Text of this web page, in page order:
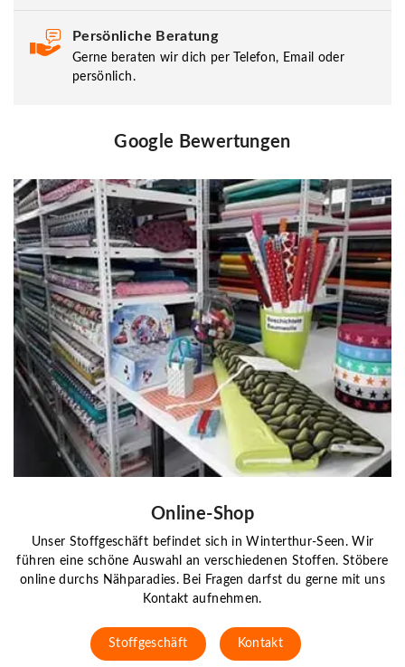
Persönliche Beratung
Gerne beraten wir dich per Telefon, Email oder
persönlich.
Google Bewertungen
Online-Shop
Unser Stoffgeschäft befindet sich in Winterthur-Seen. Wir
führen eine schöne Auswahl an verschiedenen Stoffen. Stöbere
online durchs Nähparadies. Bei Fragen darfst du gerne mit uns
Kontakt aufnehmen.
Stoffgeschäft Kontakt